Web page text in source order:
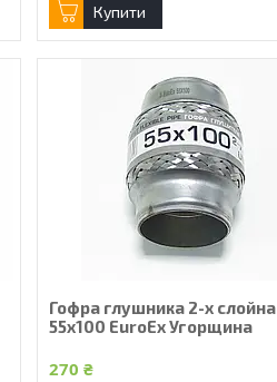
Купити
Гофра глушника 2-х слойна
55x100 EuroEx Угорщина
270 ₴